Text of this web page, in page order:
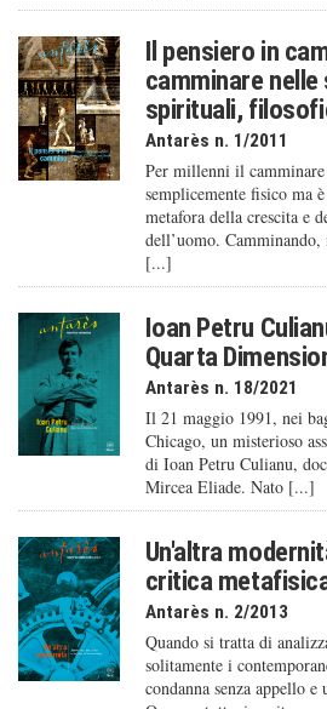
Il pensiero in
camminare nelle
spirituali,
Antarès n. 1/2011
Per millenni il
semplicemente fisico ma
metafora della crescita e
dell’uomo.
[...]
Ioan Petru
Quarta
Antarès n. 18/2021
Il 21 maggio 1991, nei
Chicago, un misterioso
di Ioan Petru Culianu,
Mircea Eliade. Nato [...]
Un'altra
critica
Antarès n. 2/2013
Quando si tratta di
solitamente i
condanna senza appello e